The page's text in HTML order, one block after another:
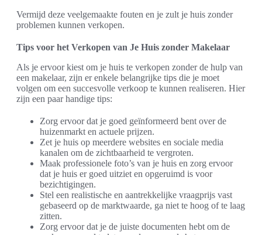
Vermijd deze veelgemaakte fouten en je zult je huis zonder
problemen kunnen verkopen.
Tips voor het Verkopen van Je Huis zonder Makelaar
Als je ervoor kiest om je huis te verkopen zonder de hulp van
een makelaar, zijn er enkele belangrijke tips die je moet
volgen om een succesvolle verkoop te kunnen realiseren. Hier
zijn een paar handige tips:
Zorg ervoor dat je goed geïnformeerd bent over de
huizenmarkt en actuele prijzen.
Zet je huis op meerdere websites en sociale media
kanalen om de zichtbaarheid te vergroten.
Maak professionele foto’s van je huis en zorg ervoor
dat je huis er goed uitziet en opgeruimd is voor
bezichtigingen.
Stel een realistische en aantrekkelijke vraagprijs vast
gebaseerd op de marktwaarde, ga niet te hoog of te laag
zitten.
Zorg ervoor dat je de juiste documenten hebt om de